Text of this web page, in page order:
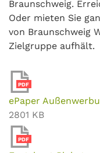
Braunschweig.
Oder mieten Sie
von Braunschweig
Zielgruppe aufhält.
PDF
ePaper
2801 KB
PDF